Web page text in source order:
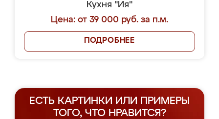
Кухня "Ия"
Цена: от 39 000 руб. за п.м.
ПОДРОБНЕЕ
ЕСТЬ КАРТИНКИ ИЛИ ПРИМЕРЫ
ТОГО, ЧТО НРАВИТСЯ?